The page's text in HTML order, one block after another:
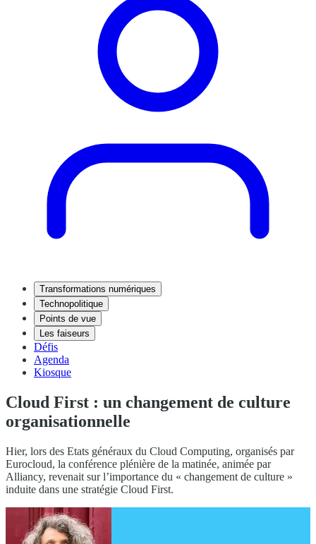
Transformations numériques
Technopolitique
Points de vue
Les faiseurs
Défis
Agenda
Kiosque
Cloud First : un changement de culture
organisationnelle
Hier, lors des Etats généraux du Cloud Computing, organisés par
Eurocloud, la conférence plénière de la matinée, animée par
Alliancy, revenait sur l’importance du « changement de culture »
induite dans une stratégie Cloud First.